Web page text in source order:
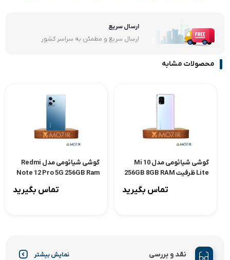
ارسال سریع
ارسال سریع و مطمئن به سراسر کشور
محصولات مشابه
گوشی شیائومی مدل Mi 10
Lite ظرفیت 256GB 8GB RAM
تماس بگیرید
گوشی شیائومی مدل Redmi
Note 12 Pro 5G 256GB Ram
تماس بگیرید
نقد و بررسی نمایش بیشتر